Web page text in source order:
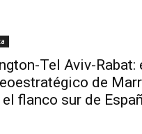
Tel Aviv-Rabat:
de
flanco sur de